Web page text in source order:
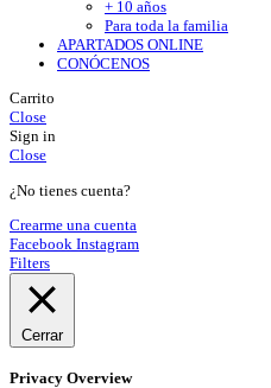
+ 10 años
Para toda la familia
APARTADOS ONLINE
CONÓCENOS
Carrito
Close
Sign in
Close
¿No tienes cuenta?
Crearme una cuenta
Facebook Instagram
Filters
Cerrar
Privacy Overview